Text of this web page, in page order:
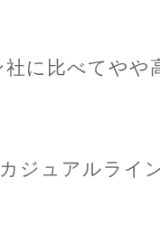
に比べてやや
ジュアルライ